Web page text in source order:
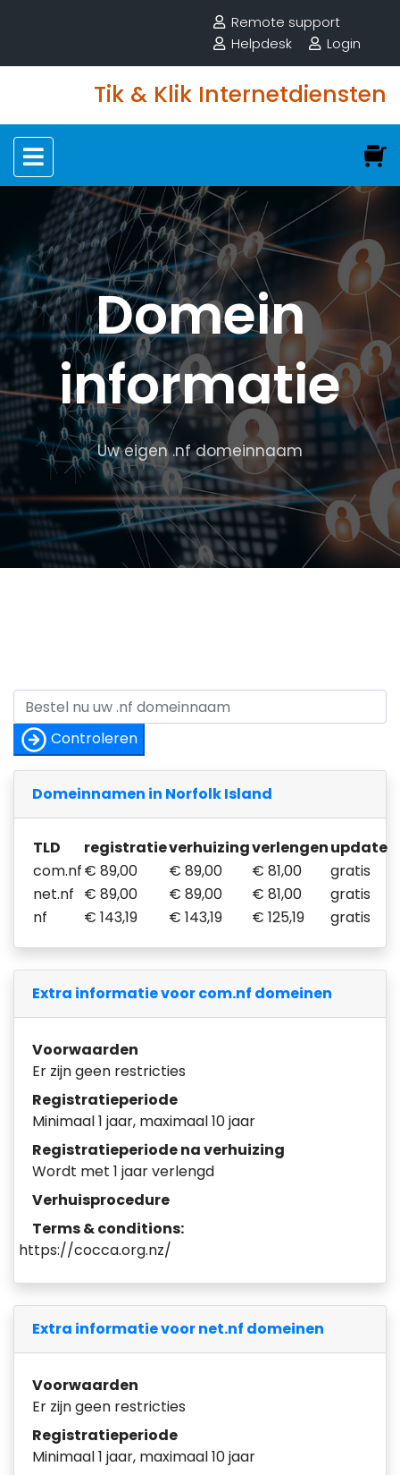
Remote support
Helpdesk
Login
Tik & Klik Internetdiensten
Domein
informatie
Uw eigen .nf domeinnaam
Controleren
Domeinnamen in Norfolk Island
TLD registratieverhuizingverlengenupdate
com.nf€ 89,00 € 89,00 € 81,00
gratis
net.nf € 89,00 € 89,00 € 81,00
gratis
nf
€ 143,19 € 143,19 € 125,19 gratis
Extra informatie voor com.nf domeinen
Voorwaarden
Er zijn geen restricties
Registratieperiode
Minimaal 1 jaar, maximaal 10 jaar
Registratieperiode na verhuizing
Wordt met 1 jaar verlengd
Verhuisprocedure
Terms & conditions:
https://cocca.org.nz/
Extra informatie voor net.nf domeinen
Voorwaarden
Er zijn geen restricties
Registratieperiode
Minimaal 1 jaar, maximaal 10 jaar